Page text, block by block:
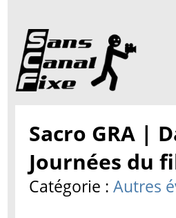
Sacro GRA |
Journées du
Catégorie : Autres